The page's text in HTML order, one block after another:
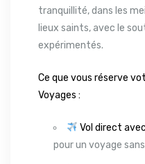
tranquillité, dans les
lieux saints, avec le
expérimentés.
Ce que vous réserve
Voyages :
Vol direct
pour un voyage